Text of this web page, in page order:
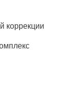
коррекции